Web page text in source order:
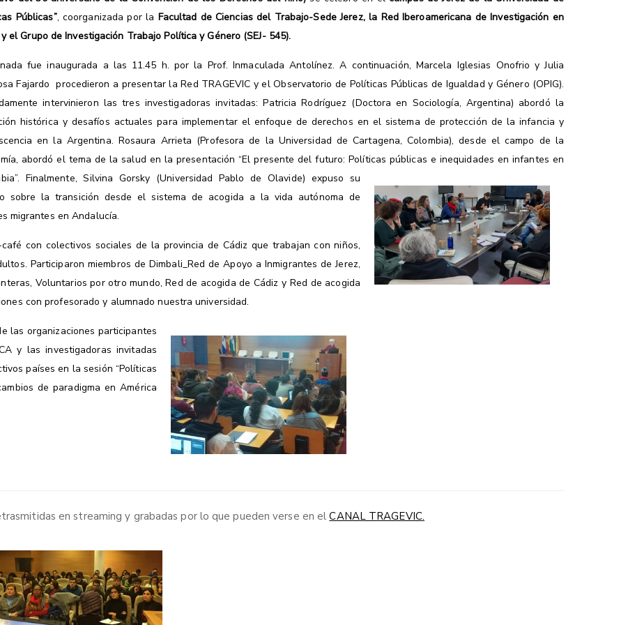
Públicas”, coorganizada por la Facultad de Ciencias del Trabajo-Sede Jerez, la Red Iberoamericana de Investigación en
el Grupo de Investigación Trabajo Política y Género (SEJ- 545).
fue inaugurada a las 11.45 h. por la Prof. Inmaculada Antolínez. A continuación, Marcela Iglesias Onofrio y Julia
Fajardo procedieron a presentar la Red TRAGEVIC y el Observatorio de Políticas Públicas de Igualdad y Género (OPIG).
intervinieron las tres investigadoras invitadas: Patricia Rodríguez (Doctora en Sociología, Argentina) abordó la
histórica y desafíos actuales para implementar el enfoque de derechos en el sistema de protección de la infancia y
en la Argentina. Rosaura Arrieta (Profesora de la Universidad de Cartagena, Colombia), desde el campo de la
abordó el tema de la salud en la presentación “El presente del futuro: Políticas públicas e inequidades en infantes en
Finalmente, Silvina Gorsky (Universidad Pablo de Olavide) expuso su
sobre la transición desde el sistema de acogida a la vida autónoma de
migrantes en Andalucía.
con colectivos sociales de la provincia de Cádiz que trabajan con niños,
Participaron miembros de Dimbali_Red de Apoyo a Inmigrantes de Jerez,
Voluntarios por otro mundo, Red de acogida de Cádiz y Red de acogida
con profesorado y alumnado nuestra universidad.
las organizaciones participantes
y las investigadoras invitadas
países en la sesión “Políticas
de paradigma en América
en streaming y grabadas por lo que pueden verse en elCANAL TRAGEVIC.